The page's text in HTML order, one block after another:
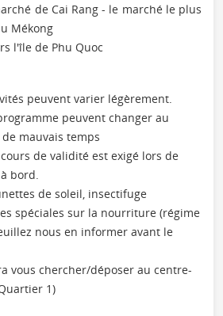
de Cai Rang - le marché le plus
Mékong
l'île de Phu Quoc
peuvent varier légèrement.
peuvent changer au
mauvais temps
de validité est exigé lors de
bord.
de soleil, insectifuge
spéciales sur la nourriture (régime
nous en informer avant le
vous chercher/déposer au centre-
1)